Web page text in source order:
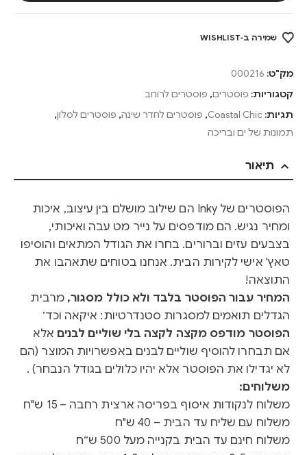
שמירה ב-WISHLIST
מק"ט: 000216
קטגוריות: פוסטרים, פוסטרים לרוחב
תגיות: Coastal Chic
, פוסטרים לחדר שינה, פוסטרים לסלון,
תמונות של ים ובריכה
תיאור
הפוסטרים של Inky הם שילוב מושלם בין עיצוב, איכות
ומחיר נגיש. הם מודפסים על נייר מט עבה ואיכותי,
בצבעים עזים וברורים. בחרו את הגודל המתאים והוסיפו
טאץ' אישי לקירות הבית. אנחנו בטוחים שתאהבו את
התוצאה!
המחיר עבור הפוסטר בלבד ולא כולל מסגור, מרבית
הגדלים תואמים למסגרות סטנדרטיות: איקאה וכד׳
הפוסטר מודפס מקצה לקצה בלי שוליים לבנים אלא
אם תבחרו להוסיף שוליים לבנים באפשרויות המוצר (הם
לא יגדילו את הפוסטר אלא יהיו כלולים בגודל הנבחר) .
משלוחים:
משלוח לנקודות איסוף בפריסה ארצית רחבה – 15 ש"ח
משלוח עם שליח עד הבית – 40 ש"ח
משלוח חינם עד הבית בקנייה מעל 500 ש״ח